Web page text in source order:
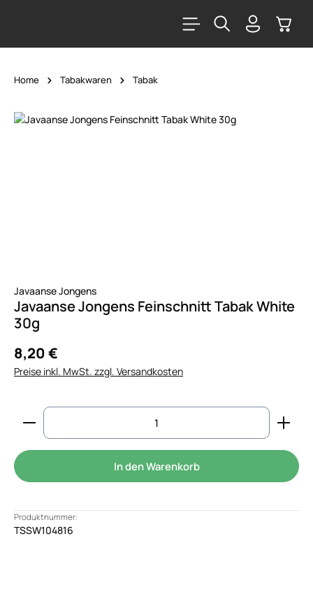
Home Tabakwaren Tabak
Bildergalerie überspringen
Javaanse Jongens
Javaanse Jongens Feinschnitt Tabak White
30g
8,20 €
Preise inkl. MwSt. zzgl. Versandkosten
Produkt Anzahl: Gib den gewünschten Wert
In den Warenkorb
Produktnummer:
TSSW104816